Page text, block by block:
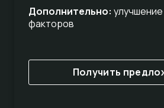
Дополнительно:
факторов
Получить